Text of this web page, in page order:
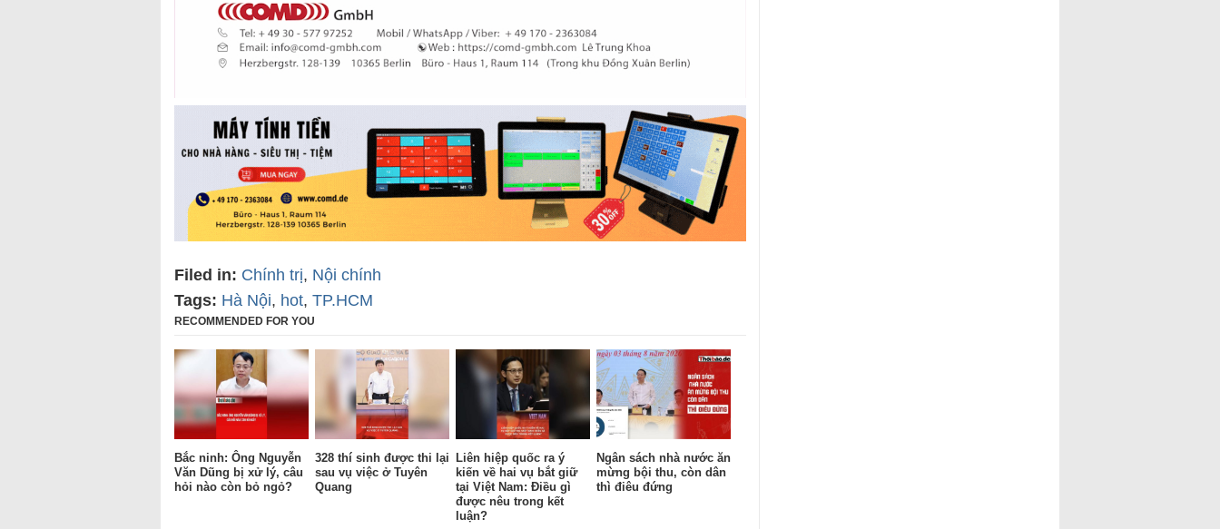
Filed in: Chính trị, Nội chính
Tags: Hà Nội, hot, TP.HCM
RECOMMENDED FOR YOU
Bắc ninh: Ông Nguyễn
Văn Dũng bị xử lý, câu
hỏi nào còn bỏ ngỏ?
328 thí sinh được thi lại
sau vụ việc ở Tuyên
Quang
Liên hiệp quốc ra ý
kiến về hai vụ bắt giữ
tại Việt Nam: Điều gì
được nêu trong kết
luận?
Ngân sách nhà nước ăn
mừng bội thu, còn dân
thì điêu đứng